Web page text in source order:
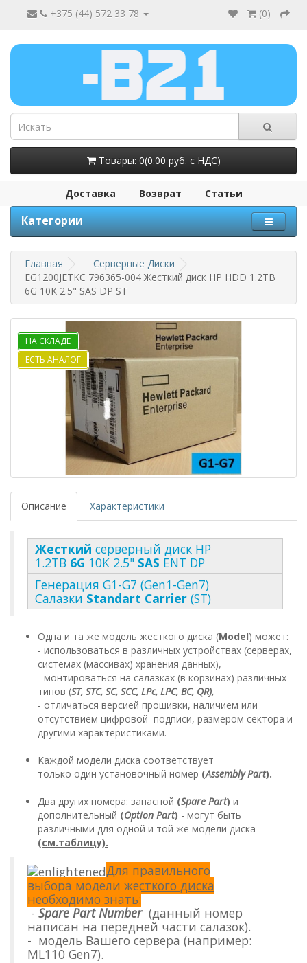
+375 (44) 572 33 78 (0)
Товары: 0(0.00 руб. с НДС)
Доставка Возврат Статьи
Категории
Главная
Серверные Диски
EG1200JETKC 796365-004 Жесткий диск HP HDD 1.2TB
6G 10K 2.5" SAS DP ST
НА СКЛАДЕ
ЕСТЬ АНАЛОГ
Описание Характеристики
Жесткий серверный диск HP
1.2TB 6G 10K 2.5" SAS ENT DP
Генерация G1-G7 (Gen1-Gen7)
Салазки Standart Carrier (ST)
Одна и та же модель жесткого диска (Model) может:
- использоваться в различных устройствах (серверах,
системах (массивах) хранения данных),
- монтироваться на салазках (в корзинах) различных
типов (ST, STC, SC, SCC, LPc, LPC, BC, QR),
- отличаться версией прошивки, наличием или
отсутствием цифровой подписи, размером сектора и
другими характеристиками.
Каждой модели диска соответствует
только один установочный номер (Assembly Part).
Два других номера: запасной (Spare Part) и
дополнительный (Option Part) - могут быть
различными для одной и той же модели диска
(см.таблицу).
Для правильного
выбора модели жесткого диска
необходимо знать:
-Spare Part Number (данный номер
написан на передней части салазок).
- модель Вашего сервера (например:
ML110 Gen7).